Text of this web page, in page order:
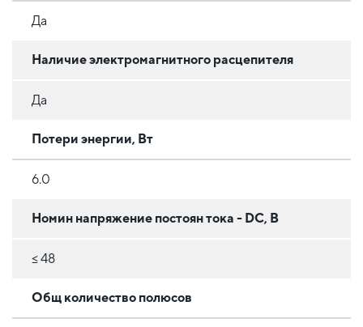
Да
Наличие электромагнитного расцепителя
Да
Потери энергии, Вт
6.0
Номин напряжение постоян тока - DC, В
≤ 48
Общ количество полюсов